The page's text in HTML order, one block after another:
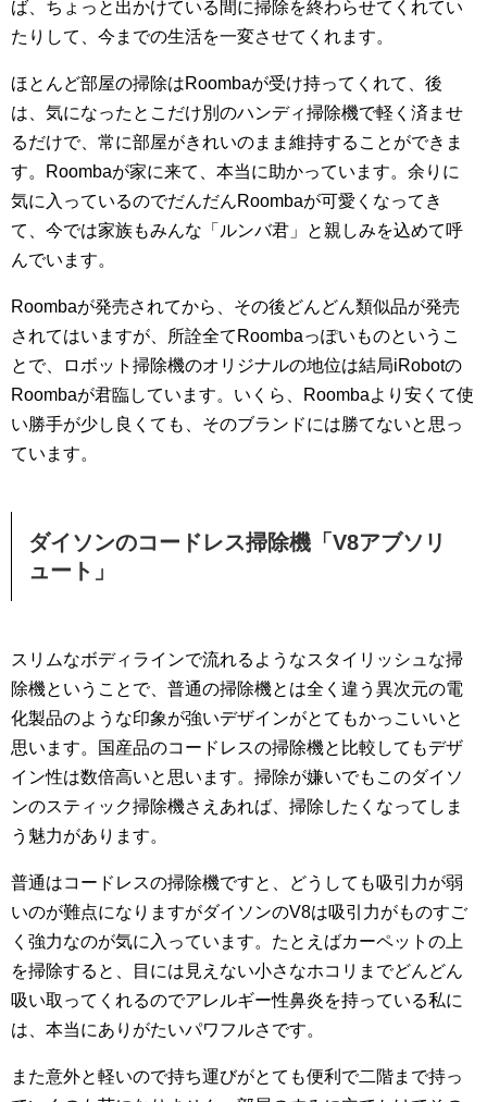
ば、ちょっと出かけている間に掃除を終わらせてくれてい
たりして、今までの生活を一変させてくれます。
ほとんど部屋の掃除はRoombaが受け持ってくれて、後
は、気になったとこだけ別のハンディ掃除機で軽く済ませ
るだけで、常に部屋がきれいのまま維持することができま
す。Roombaが家に来て、本当に助かっています。余りに
気に入っているのでだんだんRoombaが可愛くなってき
て、今では家族もみんな「ルンバ君」と親しみを込めて呼
んでいます。
Roombaが発売されてから、その後どんどん類似品が発売
されてはいますが、所詮全てRoombaっぽいものというこ
とで、ロボット掃除機のオリジナルの地位は結局iRobotの
Roombaが君臨しています。いくら、Roombaより安くて使
い勝手が少し良くても、そのブランドには勝てないと思っ
ています。
ダイソンのコードレス掃除機「V8アブソリ
ュート」
スリムなボディラインで流れるようなスタイリッシュな掃
除機ということで、普通の掃除機とは全く違う異次元の電
化製品のような印象が強いデザインがとてもかっこいいと
思います。国産品のコードレスの掃除機と比較してもデザ
イン性は数倍高いと思います。掃除が嫌いでもこのダイソ
ンのスティック掃除機さえあれば、掃除したくなってしま
う魅力があります。
普通はコードレスの掃除機ですと、どうしても吸引力が弱
いのが難点になりますがダイソンのV8は吸引力がものすご
く強力なのが気に入っています。たとえばカーペットの上
を掃除すると、目には見えない小さなホコリまでどんどん
吸い取ってくれるのでアレルギー性鼻炎を持っている私に
は、本当にありがたいパワフルさです。
また意外と軽いので持ち運びがとても便利で二階まで持っ